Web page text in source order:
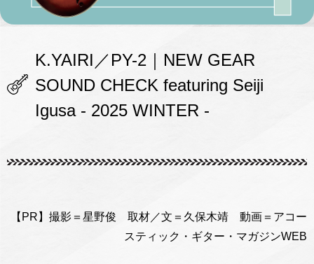
K.YAIRI／PY-2｜NEW GEAR
SOUND CHECK featuring Seiji
Igusa - 2025 WINTER -
【PR】撮影＝星野俊 取材／文＝久保木靖 動画＝アコー
スティック・ギター・マガジンWEB